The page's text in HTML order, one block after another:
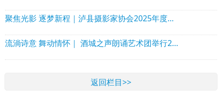
聚焦光影 逐梦新程｜泸县摄影家协会2025年度年会圆满举行
流淌诗意 舞动情怀｜ 酒城之声朗诵艺术团举行2025年年会暨文艺演出活动
返回栏目>>